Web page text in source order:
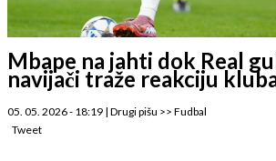
Mbape na jahti dok Real
navijači traže reakciju
05. 05. 2026 - 18:19 | Drugi pišu >> Fudbal
Tweet